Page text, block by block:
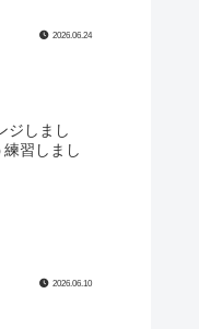
2026.06.24
ジしまし
習しまし
2026.06.10